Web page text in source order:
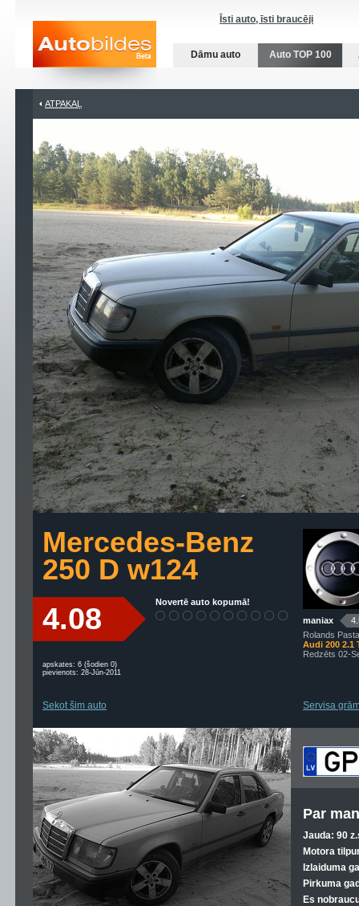
Īsti auto, īsti braucēji
Dāmu auto Auto TOP 100
ATPAKAĻ
Mercedes-Benz
250 D w124
4.08 Novertē auto kopumā!
apskates: 6 (šodien 0)
pievienots: 28-Jūn-2011
Sekot šim auto
maniax
Rolands
Audi 200 2.1
Redzēts 02-
Servisa
Par
Jauda: 90
Motora
Izlaiduma
Pirkuma
Es